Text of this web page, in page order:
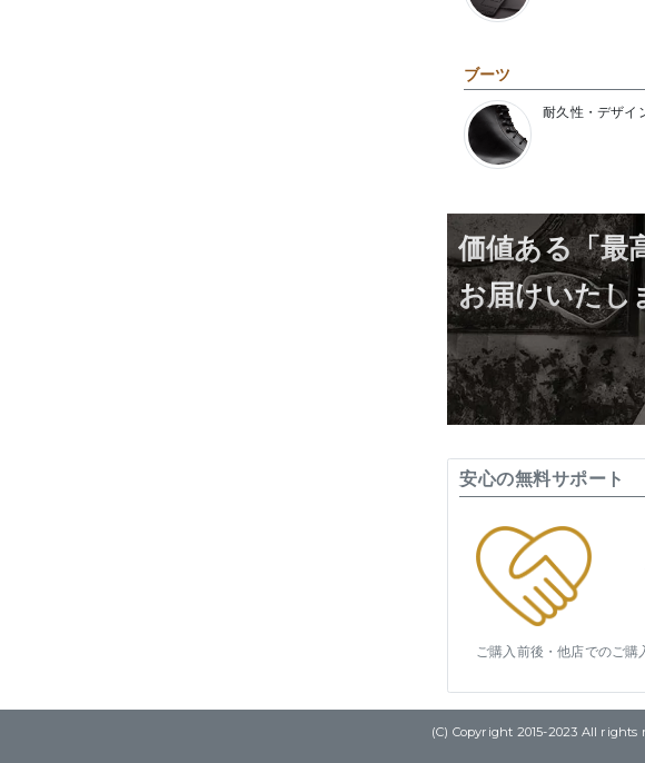
ブーツ
耐久性・デザイ
価値ある「最
お届けいたし
安心の無料サポート
ご購入前後・他店でのご
(C) Copyright 2015-2023 All rights